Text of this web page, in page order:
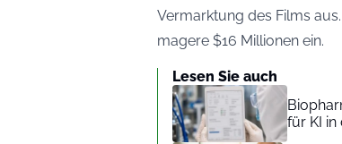
Vermarktung des Films
magere $16 Millionen ein.
Lesen Sie auch
für KI